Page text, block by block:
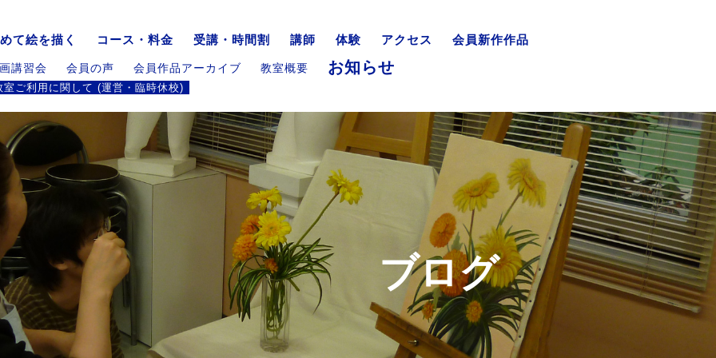
て絵を描く コース・料金 受講・時間割 講師 体験 アクセス 会員新作作品
講習会 会員の声 会員作品アーカイブ 教室概要 お知らせ
室ご利用に関して (運営・臨時休校)
ブログ